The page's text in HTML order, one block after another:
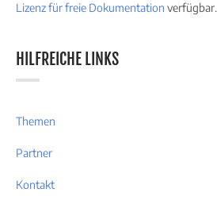
Lizenz für freie Dokumentation verfügbar.
HILFREICHE LINKS
Themen
Partner
Kontakt